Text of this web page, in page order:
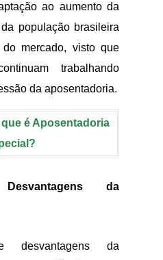
ao aumento da
população brasileira
mercado, visto que
trabalhando
da aposentadoria.
que é Aposentadoria
da
desvantagens da